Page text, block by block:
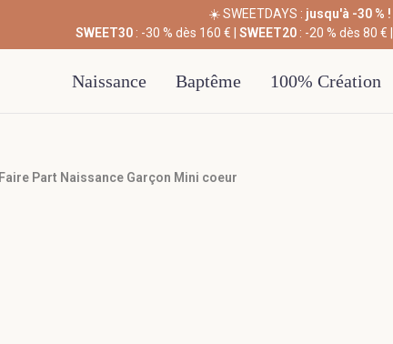
☀️ SWEETDAYS : jusqu'à -30 % !
SWEET30 : -30 % dès 160 € | SWEET20 : -20 % dès 80 € |
Naissance Baptême 100% Création
Faire Part Naissance Garçon Mini coeur